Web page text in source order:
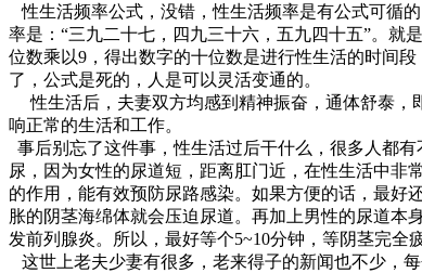
性生活频率公式，没错，性生活频率是有公式可循
率是：“三九二十七，四九三十六，五九四十五”。就
位数乘以9，得出数字的十位数是进行性生活的时间
了，公式是死的，人是可以灵活变通的。
性生活后，夫妻双方均感到精神振奋，通体舒泰
响正常的生活和工作。
事后别忘了这件事，性生活过后干什么，很多人都
尿，因为女性的尿道短，距离肛门近，在性生活中非
的作用，能有效预防尿路感染。如果方便的话，最好
胀的阴茎海绵体就会压迫尿道。再加上男性的尿道本
发前列腺炎。所以，最好等个5~10分钟，等阴茎完全
这世上老夫少妻有很多，老来得子的新闻也不少，